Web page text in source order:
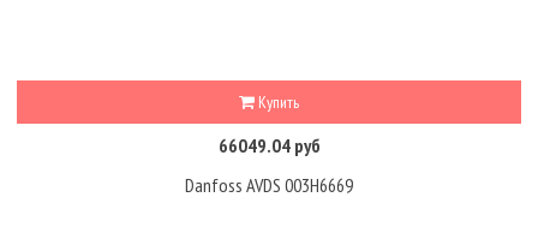
Купить
66049.04 руб
Danfoss AVDS 003H6669